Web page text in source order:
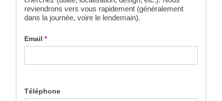
reviendrons vers vous rapidement (généralement
dans la journée, voire le lendemain).
Email *
Téléphone